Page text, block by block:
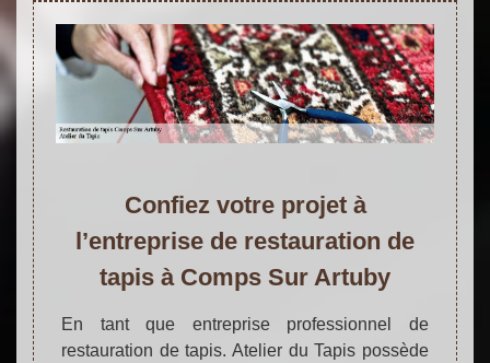
Confiez votre projet à
l’entreprise de restauration de
tapis à Comps Sur Artuby
En tant que entreprise professionnel de
restauration de tapis. Atelier du Tapis possède